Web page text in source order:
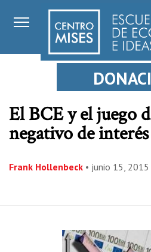
El BCE y el juego
negativo de interés
Frank Hollenbeck • junio 15, 2015